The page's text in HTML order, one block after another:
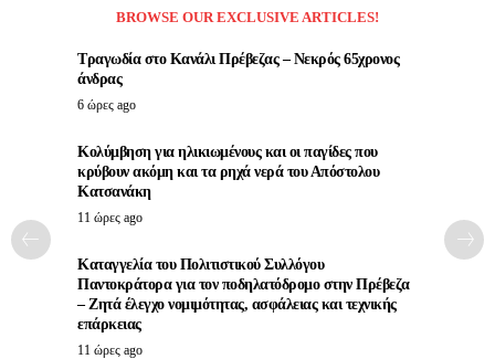
BROWSE OUR EXCLUSIVE ARTICLES!
Τραγωδία στο Κανάλι Πρέβεζας – Νεκρός 65χρονος
άνδρας
6 ώρες ago
Κολύμβηση για ηλικιωμένους και οι παγίδες που
κρύβουν ακόμη και τα ρηχά νερά του Απόστολου
Κατσανάκη
11 ώρες ago
Καταγγελία του Πολιτιστικού Συλλόγου
Παντοκράτορα για τον ποδηλατόδρομο στην Πρέβεζα
– Ζητά έλεγχο νομιμότητας, ασφάλειας και τεχνικής
επάρκειας
11 ώρες ago